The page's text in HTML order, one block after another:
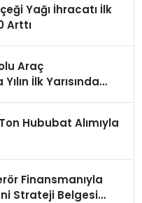
Yağı İhracatı İlk
Arttı
Araç
İlk Yarısında
Hububat Alımıyla
Finansmanıyla
Strateji Belgesi